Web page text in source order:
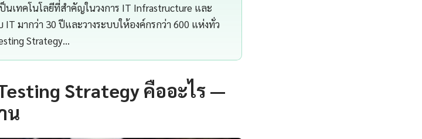
นเทคโนโลยีที่สำคัญในวงการ IT Infrastructure และ
มากว่า 30 ปีและวางระบบให้องค์กรกว่า 600 แห่งทั่ว
Strategy…
Strategy คืออะไร —
น